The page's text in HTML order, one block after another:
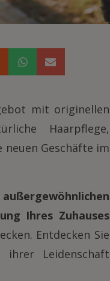
mit originellen
Haarpflege,
Geschäfte im
außergewöhnlichen
Ihres Zuhauses
Entdecken Sie
Leidenschaft